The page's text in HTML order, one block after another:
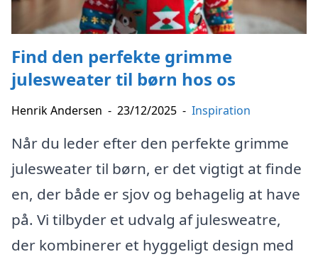
Find den perfekte grimme
julesweater til børn hos os
Henrik Andersen - 23/12/2025 - Inspiration
Når du leder efter den perfekte grimme
julesweater til børn, er det vigtigt at finde
en, der både er sjov og behagelig at have
på. Vi tilbyder et udvalg af julesweatre,
der kombinerer et hyggeligt design med